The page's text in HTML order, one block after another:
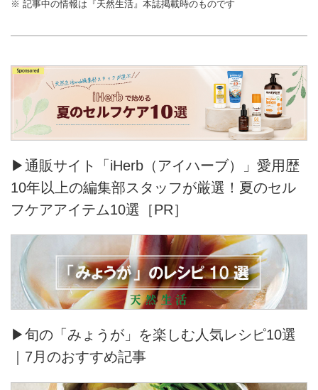
※ 記事中の情報は『天然生活』本誌掲載時のものです
▶通販サイト「iHerb（アイハーブ）」愛用歴
10年以上の編集部スタッフが厳選！夏のセル
フケアアイテム10選［PR］
▶旬の「みょうが」を楽しむ人気レシピ10選
｜7月のおすすめ記事